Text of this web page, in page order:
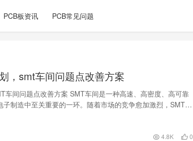
PCB板资讯 PCB常见问题
，smt车间问题点改善方案
车间问题点改善方案 SMT车间是一种高速、高密度、高可靠
制造中至关重要的一环。随着市场的竞争愈加激烈，SMT车
4.8K 0